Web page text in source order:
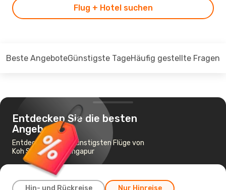
Flug + Hotel suchen
Beste AngeboteGünstigste TageHäufig gestellte Fragen
Entdecken Sie die besten
Angebote
Entdecken Sie die günstigsten Flüge von
Koh Samui nach Singapur
Hin- und Rückreise Nur Hinreise